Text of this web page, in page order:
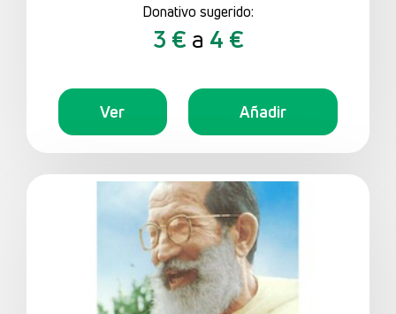
Donativo sugerido:
3 €a 4 €
Ver Añadir